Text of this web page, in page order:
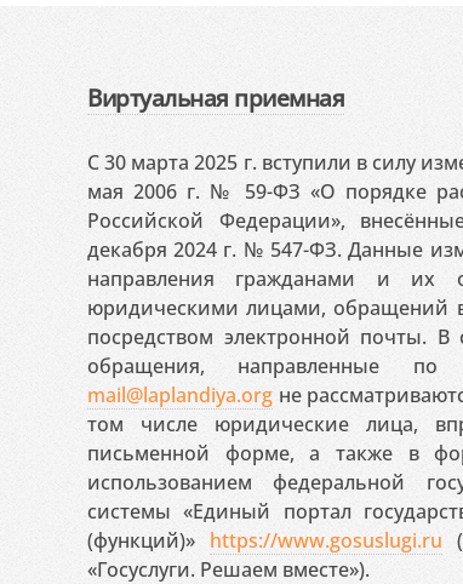
Виртуальная приемная
С 30 марта 2025 г. вступили в силу
мая 2006 г. № 59-ФЗ «О порядке
Российской Федерации»,
декабря 2024 г. № 547-ФЗ. Данные
направления гражданами и их
юридическими лицами, обращений
посредством электронной почты.
обращения, направленные по
mail@laplandiya.org не
том числе юридические лица,
письменной форме, а также в
использованием федеральной
системы «Единый портал
(функций)» https://www.gosuslugi.ru
«Госуслуги. Решаем вместе»).